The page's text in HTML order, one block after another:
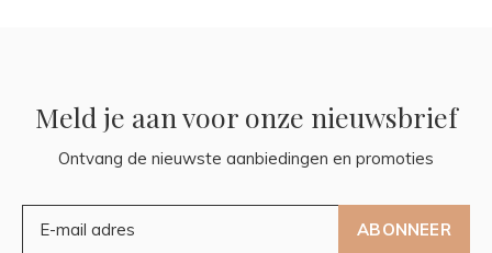
Meld je aan voor onze nieuwsbrief
Ontvang de nieuwste aanbiedingen en promoties
ABONNEER